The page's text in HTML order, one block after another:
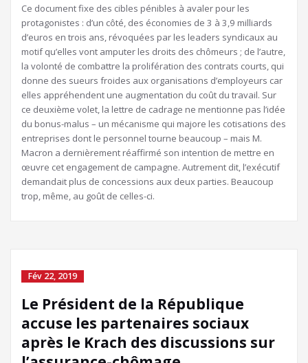
Ce document fixe des cibles pénibles à avaler pour les
protagonistes : d’un côté, des économies de 3 à 3,9 milliards
d’euros en trois ans, révoquées par les leaders syndicaux au
motif qu’elles vont amputer les droits des chômeurs ; de l’autre,
la volonté de combattre la prolifération des contrats courts, qui
donne des sueurs froides aux organisations d’employeurs car
elles appréhendent une augmentation du coût du travail. Sur
ce deuxième volet, la lettre de cadrage ne mentionne pas l’idée
du bonus-malus – un mécanisme qui majore les cotisations des
entreprises dont le personnel tourne beaucoup – mais M.
Macron a dernièrement réaffirmé son intention de mettre en
œuvre cet engagement de campagne. Autrement dit, l’exécutif
demandait plus de concessions aux deux parties. Beaucoup
trop, même, au goût de celles-ci.
Fév 22, 2019
Le Président de la République
accuse les partenaires sociaux
après le Krach des discussions sur